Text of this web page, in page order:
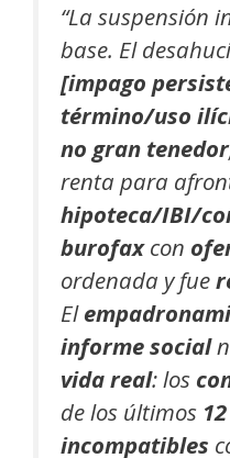
“La suspensión
base. El
[impago
término/uso
no gran tenedor
renta para
hipoteca/IBI/
burofaxcon
ordenada y fue
El
informe social
vida real: los
de los últimos 12
incompatibles